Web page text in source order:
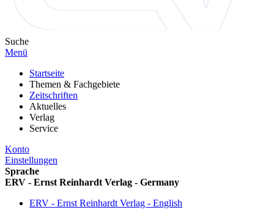
Suche
Menü
Startseite
Themen & Fachgebiete
Zeitschriften
Aktuelles
Verlag
Service
Konto
Einstellungen
Sprache
ERV - Ernst Reinhardt Verlag - Germany
ERV - Ernst Reinhardt Verlag - English